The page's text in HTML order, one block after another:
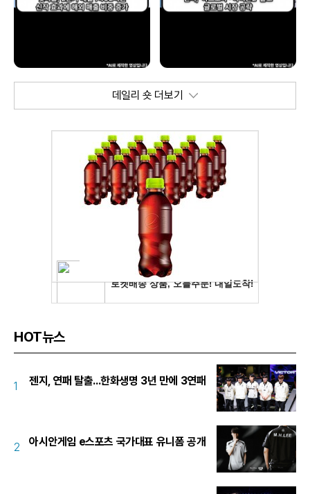
데일리 숏 더보기
HOT뉴스
1 젠지, 연패 탈출...한화생명 3년 만에 3연패
2 아시안게임 e스포츠 국가대표 유니폼 공개